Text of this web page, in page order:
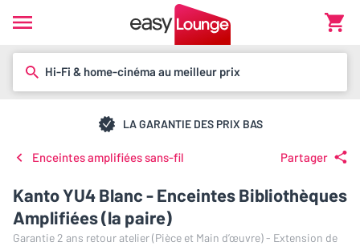
Hi-Fi & home-cinéma au meilleur prix
LA GARANTIE DES PRIX BAS
Enceintes amplifiées sans-fil Partager
Kanto YU4 Blanc - Enceintes Bibliothèques
Amplifiées (la paire)
Garantie 2 ans retour atelier (Pièce et Main d’œuvre) - Extension de